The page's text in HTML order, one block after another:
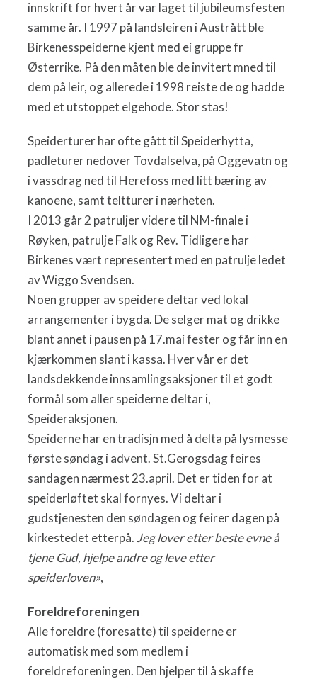
innskrift for hvert år var laget til jubileumsfesten
samme år. I 1997 på landsleiren i Austrått ble
Birkenesspeiderne kjent med ei gruppe fr
Østerrike. På den måten ble de invitert mned til
dem på leir, og allerede i 1998 reiste de og hadde
med et utstoppet elgehode. Stor stas!
Speiderturer har ofte gått til Speiderhytta,
padleturer nedover Tovdalselva, på Oggevatn og
i vassdrag ned til Herefoss med litt bæring av
kanoene, samt teltturer i nærheten.
I 2013 går 2 patruljer videre til NM-finale i
Røyken, patrulje Falk og Rev. Tidligere har
Birkenes vært representert med en patrulje ledet
av Wiggo Svendsen.
Noen grupper av speidere deltar ved lokal
arrangementer i bygda. De selger mat og drikke
blant annet i pausen på 17.mai fester og får inn en
kjærkommen slant i kassa. Hver vår er det
landsdekkende innsamlingsaksjoner til et godt
formål som aller speiderne deltar i,
Speideraksjonen.
Speiderne har en tradisjn med å delta på lysmesse
første søndag i advent. St.Gerogsdag feires
sandagen nærmest 23.april. Det er tiden for at
speiderløftet skal fornyes. Vi deltar i
gudstjenesten den søndagen og feirer dagen på
kirkestedet etterpå. Jeg lover etter beste evne å
tjene Gud, hjelpe andre og leve etter
speiderloven»,
Foreldreforeningen
Alle foreldre (foresatte) til speiderne er
automatisk med som medlem i
foreldreforeningen. Den hjelper til å skaffe